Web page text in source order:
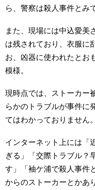
ら、警察は殺人事件とみ
また、現場には中込愛美
は残されており、衣服に
お、凶器に使われたとお
模様。
現時点では、ストーカー
らかのトラブルが事件に
てはわかっておりません。
インターネット上には「
ぎる」「交際トラブル？
す」「袖ケ浦で殺人事件
からのストーカーとかあ